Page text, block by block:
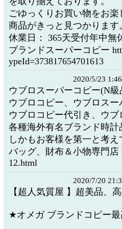
ごゆっくりお買い物をお
商品がきっと見つかります
休業日： 365天受付年中無
ブランドスーパーコピー
ypeId=373817654701613
2020/5/23 1:46
ウブロスーパーコピー(N
ウブロコピー、ウブロス
ウブロコピー代引き、ウ
各種海外有名ブランド時計
しかもお客様を第一と考
バッグ、財布＆小物専門店
12.html
2020/7/20
【超人気質屋 】超美品、
★オメガ ブランドコピー最